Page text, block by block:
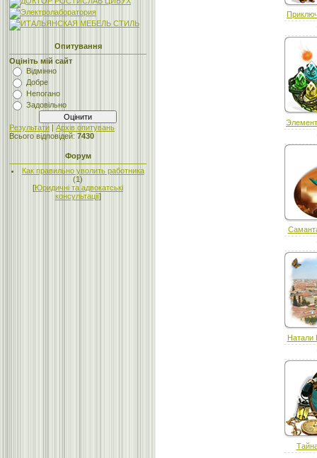
Опитування
Оцініть мій сайт
Відмінно
Добре
Непогано
Задовільно
Результати | Архів опитувань
Всього відповідей: 7430
Форум
Как правильно уволить работника
(1)
[Юридичні та адвокатські
консультації]
Натали